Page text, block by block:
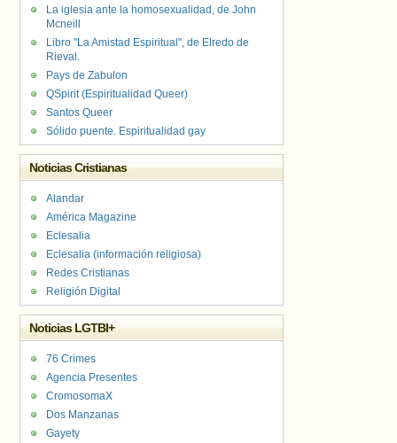
La iglesia ante la homosexualidad, de John
Mcneill
Libro "La Amistad Espiritual", de Elredo de
Rieval.
Pays de Zabulon
QSpirit (Espiritualidad Queer)
Santos Queer
Sólido puente. Espiritualidad gay
Noticias Cristianas
Alandar
América Magazine
Eclesalia
Eclesalia (información religiosa)
Redes Cristianas
Religión Digital
Noticias LGTBI+
76 Crimes
Agencia Presentes
CromosomaX
Dos Manzanas
Gayety